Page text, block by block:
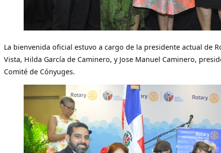
La bienvenida oficial estuvo a cargo de la presidente actual de
Vista, Hilda García de Caminero, y Jose Manuel Caminero,
Comité de Cónyuges.